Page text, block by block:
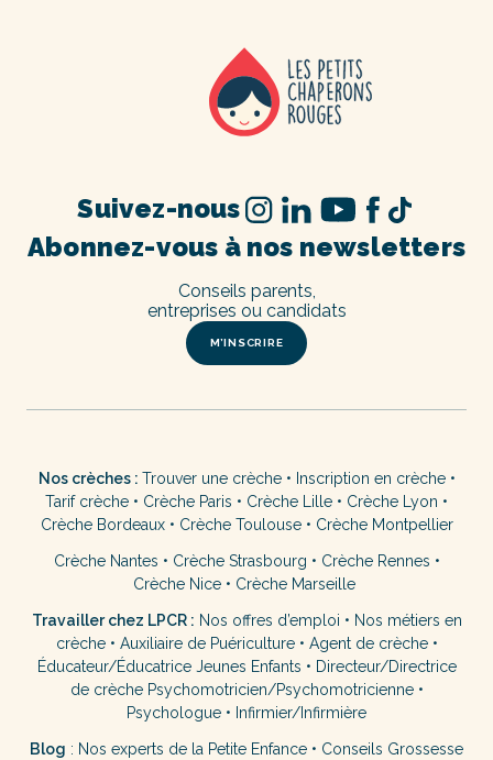
Abonnez-vous à nos newsletters
M’INSCRIRE
Conseils parents,
entreprises ou candidats
Suivez-nous
Nos crèches : Trouver une crèche• Inscription en crèche•
Tarif crèche • Crèche Paris • Crèche Lille • Crèche Lyon •
Crèche Bordeaux• Crèche Toulouse• Crèche Montpellier
Crèche Nantes • Crèche Strasbourg • Crèche Rennes •
Crèche Nice • Crèche Marseille
Travailler chez LPCR : Nos offres d’emploi • Nos métiers en
crèche• Auxiliaire de Puériculture• Agent de crèche•
Éducateur/Éducatrice Jeunes Enfants • Directeur/Directrice
de crèche Psychomotricien/Psychomotricienne•
Psychologue • Infirmier/Infirmière
Blog : Nos experts de la Petite Enfance • Conseils Grossesse